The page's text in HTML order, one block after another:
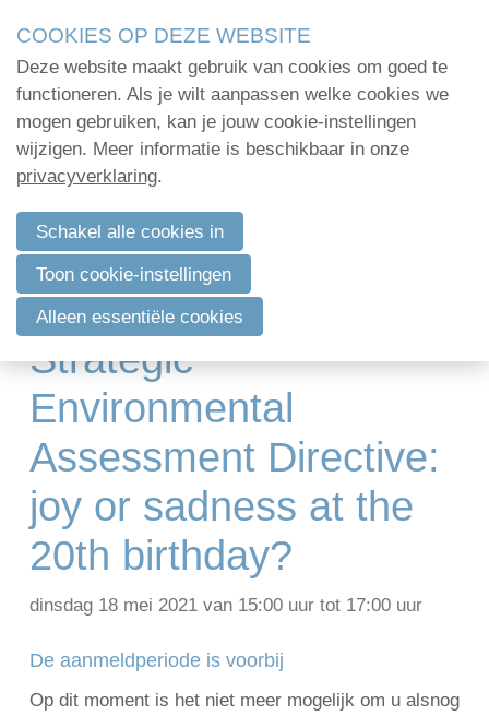
links
Jump
to
navigation
Jump
main
content
kwalitatief hoogstaande opleidingen en
2Mpact beschikt hiervoor over de KMO-
Challenges of
European
environmental law
towards 2030 -
Webinar series: I. The
Strategic
Environmental
Assessment Directive:
joy or sadness at the
20th birthday?
dinsdag 18 mei 2021 van 15:00 uur tot 17:00 uur
De aanmeldperiode is voorbij
Op dit moment is het niet meer mogelijk om u alsnog
Home
Administratie
Communicatie
Verenigingsadvies
Mijn deelnamecertificaten
Dag van de
Log in
English
Français
COOKIES OP DEZE WEBSITE
Deze website maakt gebruik van cookies om goed te
functioneren. Als je wilt aanpassen welke cookies we
mogen gebruiken, kan je jouw cookie-instellingen
wijzigen. Meer informatie is beschikbaar in onze
privacyverklaring.
Schakel alle cookies in
Toon cookie-instellingen
Alleen essentiële cookies